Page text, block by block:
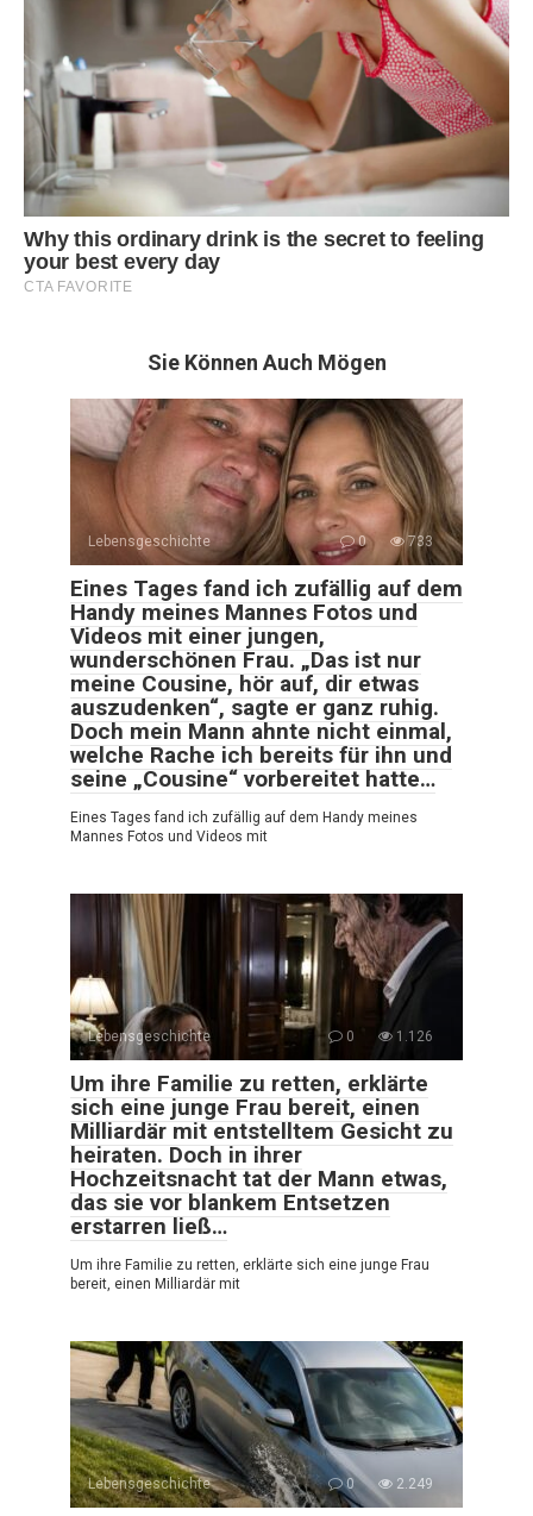
Sie Können Auch Mögen
Lebensgeschichte 0 733
Eines Tages fand ich zufällig auf dem
Handy meines Mannes Fotos und
Videos mit einer jungen,
wunderschönen Frau. „Das ist nur
meine Cousine, hör auf, dir etwas
auszudenken“, sagte er ganz ruhig.
Doch mein Mann ahnte nicht einmal,
welche Rache ich bereits für ihn und
seine „Cousine“ vorbereitet hatte…
Eines Tages fand ich zufällig auf dem Handy meines
Mannes Fotos und Videos mit
Lebensgeschichte 0 1.126
Um ihre Familie zu retten, erklärte
sich eine junge Frau bereit, einen
Milliardär mit entstelltem Gesicht zu
heiraten. Doch in ihrer
Hochzeitsnacht tat der Mann etwas,
das sie vor blankem Entsetzen
erstarren ließ…
Um ihre Familie zu retten, erklärte sich eine junge Frau
bereit, einen Milliardär mit
Lebensgeschichte 0 2.249